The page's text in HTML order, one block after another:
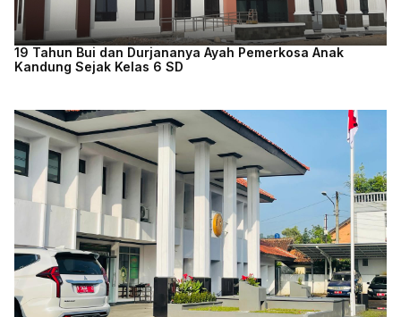
19 Tahun Bui dan Durjananya Ayah Pemerkosa Anak
Kandung Sejak Kelas 6 SD